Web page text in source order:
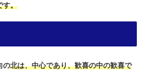
す。
の北は、中心であり、歓喜の中の歓喜で